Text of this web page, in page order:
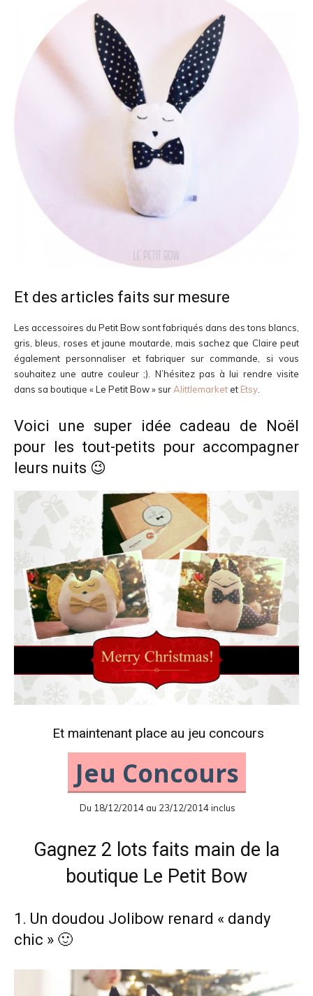
Et des articles faits sur mesure
Les accessoires du Petit Bow sont fabriqués dans des tons blancs,
gris, bleus, roses et jaune moutarde, mais sachez que Claire peut
également personnaliser et fabriquer sur commande, si vous
souhaitez une autre couleur ;). N’hésitez pas à lui rendre visite
dans sa boutique « Le Petit Bow » sur Alittlemarket et Etsy
Voici une super idée cadeau de Noël
pour les tout-petits pour accompagner
leurs nuits 😉
Et maintenant place au jeu concours
Jeu Concours
Du 18/12/2014 au 23/12/2014 inclus
Gagnez 2 lots faits main de la
boutique Le Petit Bow
1. Un doudou Jolibow renard « dandy
chic » 🙂